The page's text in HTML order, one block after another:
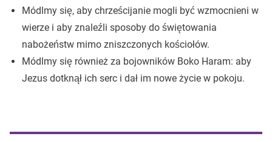
Módlmy się, aby chrześcijanie mogli być wzmocnieni w
wierze i aby znaleźli sposoby do świętowania
nabożeństw mimo zniszczonych kościołów.
Módlmy się również za bojowników Boko Haram: aby
Jezus dotknął ich serc i dał im nowe życie w pokoju.